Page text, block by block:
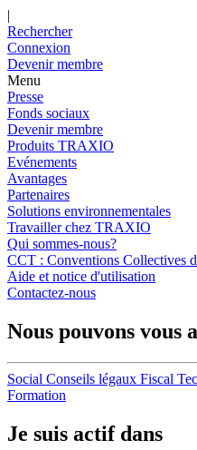
|
Rechercher
Connexion
Devenir membre
Menu
Presse
Fonds sociaux
Devenir membre
Produits TRAXIO
Evénements
Avantages
Partenaires
Solutions environnementales
Travailler chez TRAXIO
Qui sommes-nous?
CCT : Conventions Collectives
Aide et notice d'utilisation
Contactez-nous
Nous pouvons vous
Social Conseils légaux Fiscal
Formation
Je suis actif dans